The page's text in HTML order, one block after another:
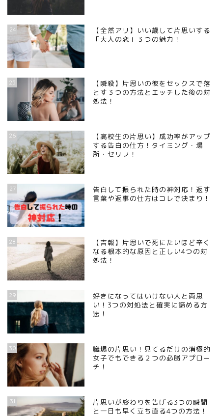
24
【全然アリ】いい歳して片思いする
「大人の恋」３つの魅力！
25
【瞬殺】片思いの彼をセックスで落
とす３つの方法とエッチした後の対
処法！
26
【高校生の片思い】成功率がアップ
する告白の仕方！タイミング・場
所・セリフ！
27
告白して振られた時の神対応！返す
言葉や返事の仕方はコレで決まり！
28
【吉報】片思いで死にたいほど辛く
なる根本的な原因と正しい4つの対
処法！
29
好きになってはいけない人と両思
い！3つの対処法と確実に諦める方
法！
30
職場の片思い！見てるだけの消極的
女子でもできる２つの必勝アプロー
チ！
31
片思いが終わりを告げる3つの瞬間
と一日も早く立ち直る4つの方法！